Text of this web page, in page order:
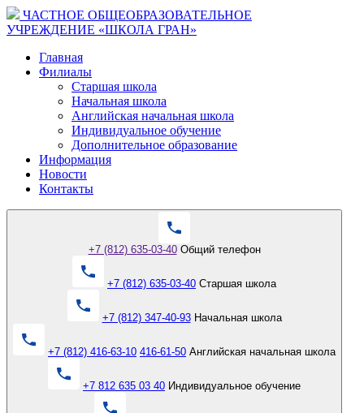
ЧАСТНОЕ ОБЩЕОБРАЗОВАТЕЛЬНОЕ
УЧРЕЖДЕНИЕ «ШКОЛА ГРАН»
Главная
Филиалы
Старшая школа
Начальная школа
Английская начальная школа
Индивидуальное обучение
Дополнительное образование
Информация
Новости
Контакты
+7 (812) 635-03-40 Общий телефон
+7 (812) 635-03-40 Старшая школа
+7 (812) 347-40-93 Начальная школа
+7 (812) 416-63-10 416-61-50 Английская начальная школа
+7 812 635 03 40 Индивидуальное обучение